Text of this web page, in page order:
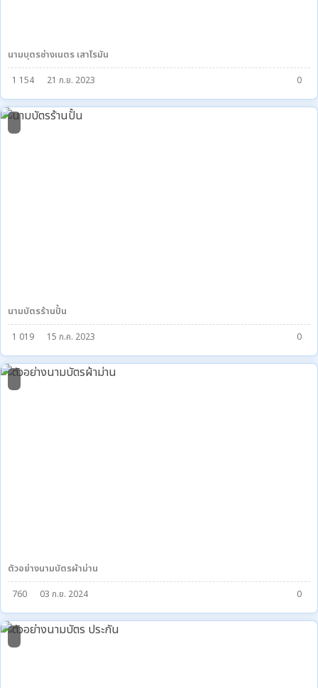
นามบุตรช่างเนตร เสาโรมัน
1 154 21 ก.ย. 2023 0
นามบัตรร้านปั้น
1 019 15 ก.ค. 2023 0
0
ตัวอย่างนามบัตรผ้าม่าน
760 03 ก.ย. 2024 0
0
0